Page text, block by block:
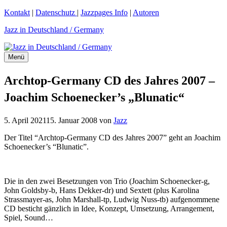
Zum
springen
Kontakt | Datenschutz | Jazzpages Info | Autoren
Jazz in Deutschland / Germany
Menü
Archtop-Germany CD des Jahres 2007 –
Joachim Schoenecker’s „Blunatic“
5. April 202115. Januar 2008 von Jazz
Der Titel “Archtop-Germany CD des Jahres 2007” geht an Joachim
Schoenecker’s “Blunatic”.
Die in den zwei Besetzungen von Trio (Joachim Schoenecker-g,
John Goldsby-b, Hans Dekker-dr) und Sextett (plus Karolina
Strassmayer-as, John Marshall-tp, Ludwig Nuss-tb) aufgenommene
CD besticht gänzlich in Idee, Konzept, Umsetzung, Arrangement,
Spiel, Sound…